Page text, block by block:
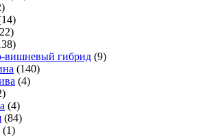
вишневый гибрид (9)
(140)
(4)
(4)
(84)
(1)